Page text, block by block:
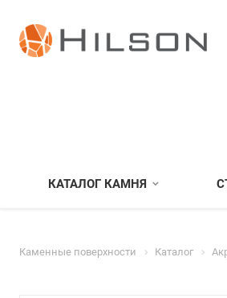
КАТАЛОГ КАМНЯ
Каменные поверхности Каталог